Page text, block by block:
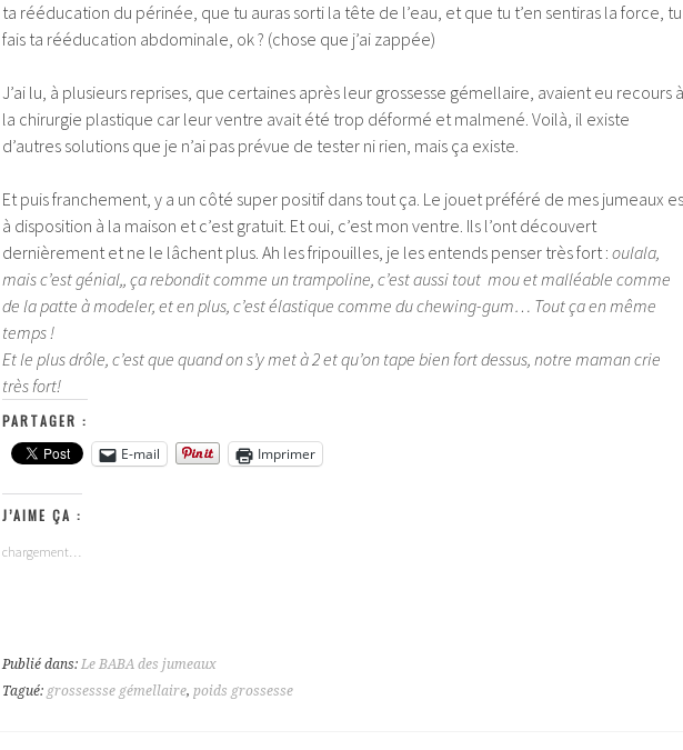
ta rééducation du périnée, que tu auras sorti la tête de l’eau, et que tu t’en sentiras la force, tu
fais ta rééducation abdominale, ok ? (chose que j’ai zappée)
J’ai lu, à plusieurs reprises, que certaines après leur grossesse gémellaire, avaient eu recours à
la chirurgie plastique car leur ventre avait été trop déformé et malmené. Voilà, il existe
d’autres solutions que je n’ai pas prévue de tester ni rien, mais ça existe.
Et puis franchement, y a un côté super positif dans tout ça. Le jouet préféré de mes jumeaux
à disposition à la maison et c’est gratuit. Et oui, c’est mon ventre. Ils l’ont découvert
dernièrement et ne le lâchent plus. Ah les fripouilles, je les entends penser très fort : oulala,
mais c’est génial,, ça rebondit comme un trampoline, c’est aussi tout mou et malléable comme
de la patte à modeler, et en plus, c’est élastique comme du chewing-gum… Tout ça en même
temps !
Et le plus drôle, c’est que quand on s’y met à 2 et qu’on tape bien fort dessus, notre maman crie
très fort!
PARTAGER :
E-mail
Imprimer
J’AIME ÇA :
chargement…
Publié dans: Le BABA des jumeaux
Tagué: grossessse gémellaire, poids grossesse